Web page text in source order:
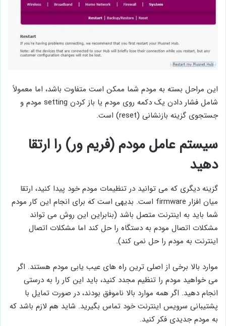
این مراحل بسته به مودم شما ممکن است متفاوت باشد، اما معمولاً
شامل فشار دادن یک دکمه روی مودم یا باز کردن setting مودم و
جستجوی گزینه بازنشانی (reset) است.
سیستم عامل مودم (فریم ور) را ارتقا
دهید
گزینه دیگری که می توانید در تنظیمات مودم خود پیدا کنید، ارتقا
میان افزار firmware است. بدیهی است که برای انجام این کار مودم
شما باید به اینترنت متصل باشد (بنابراین این روش می تواند
مشکلات اتصال مودم به دستگاه را حل کند اما مشکلات اتصال
اینترنت به مودم را حل نمی کند).
موارد بالا برخی از اصلی ترین راه های عیب یابی مودم هستند. اگر
می خواهید مودم را تنظیم مجدد کنید، باید این کار را به درستی
انجام دهید. اگر همه موارد بالا ناموفق بودند، در صورت تمایل با
پشتیبانی سرویس اینترنت خود تماس بگیرید. شاید هم لازم باشد که
به مودم جدیدی فکر کنید.